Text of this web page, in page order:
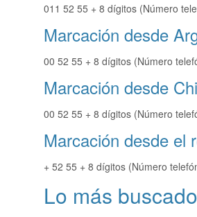
011 52 55 + 8 dígitos (Número
Marcación desde
00 52 55 + 8 dígitos (Número
Marcación desde
00 52 55 + 8 dígitos (Número
Marcación desde el
+ 52 55 + 8 dígitos (Número
Lo más buscado